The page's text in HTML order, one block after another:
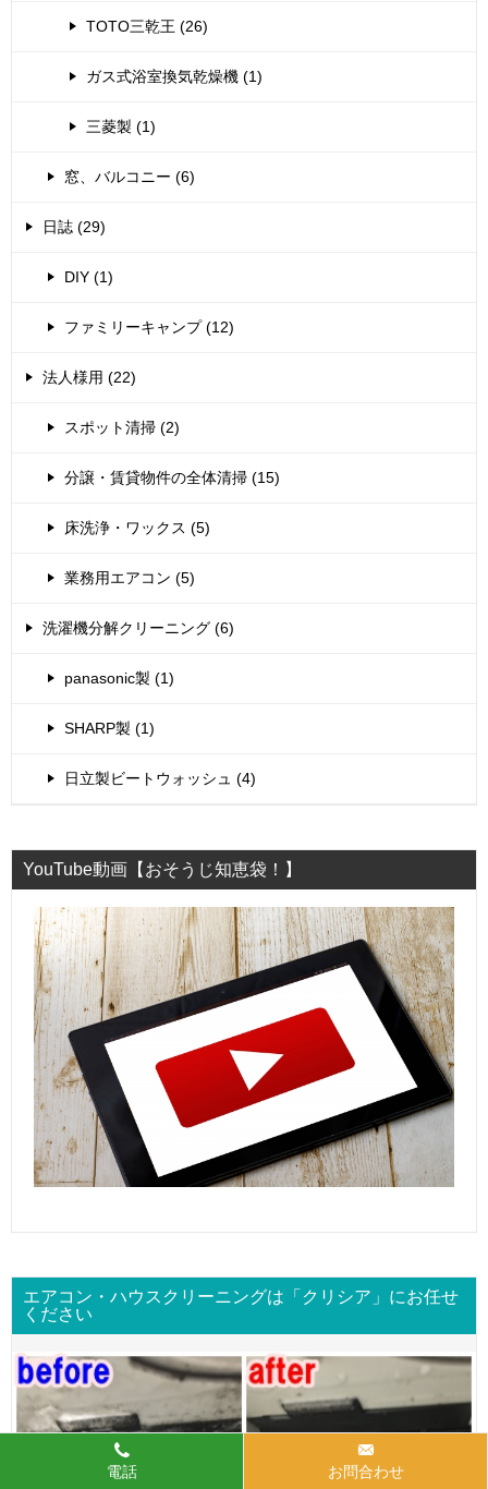
TOTO三乾王 (26)
ガス式浴室換気乾燥機 (1)
三菱製 (1)
窓、バルコニー (6)
日誌 (29)
DIY (1)
ファミリーキャンプ (12)
法人様用 (22)
スポット清掃 (2)
分譲・賃貸物件の全体清掃 (15)
床洗浄・ワックス (5)
業務用エアコン (5)
洗濯機分解クリーニング (6)
panasonic製 (1)
SHARP製 (1)
日立製ビートウォッシュ (4)
YouTube動画【おそうじ知恵袋！】
エアコン・ハウスクリーニングは「クリシア」にお任せ
ください
電話 お問合わせ